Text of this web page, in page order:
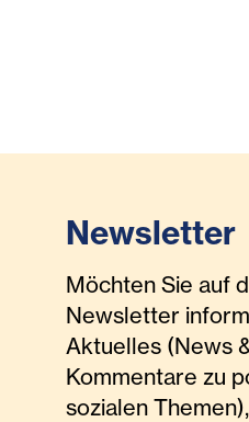
Newsletter
Möchten Sie auf
Newsletter
Aktuelles (News
Kommentare zu
sozialen